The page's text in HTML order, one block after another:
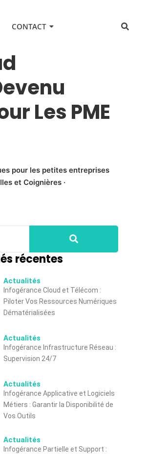
CONTACT
Les PME
pour les petites entreprises
et Coignières ·
récentes
Actualités
Infogérance Cloud et Télécom :
Piloter Vos Ressources Numériques
Dématérialisées
Actualités
Infogérance Infrastructure Réseau :
Supervision 24/7
Actualités
Infogérance Applicative et Logiciels
Métiers : Garantir la Disponibilité de
Vos Outils
Actualités
Infogérance Partielle et Support :